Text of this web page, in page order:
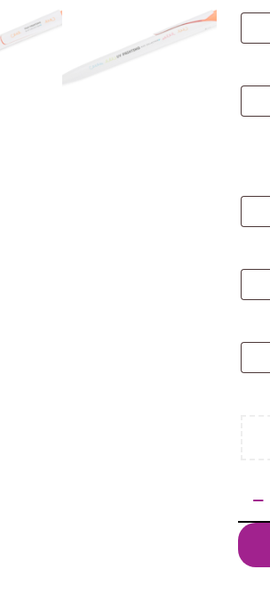
KLIBO